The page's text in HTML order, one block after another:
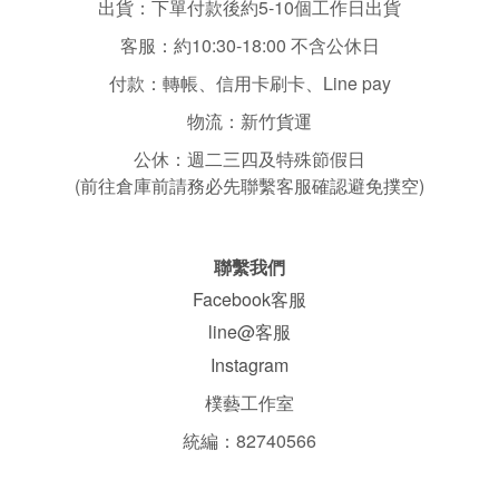
出貨：下單付款後約5-10個工作日出貨
客服： 約10:30-18:00 不含公休日
付款：轉帳、信用卡刷卡、Line pay
物流：新竹貨運
公休： 週二三四及特殊節假日
(前往倉庫前請務必先聯繫客服確認避免撲空)
聯繫我們
Facebook客服
line@客服
Instagram
樸藝工作室
統編：82740566